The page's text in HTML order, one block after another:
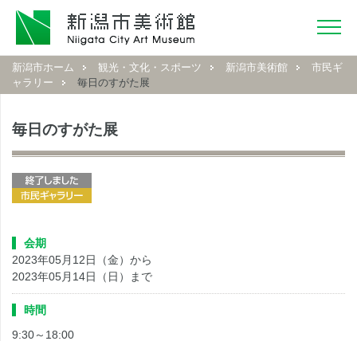
新潟市ホーム 観光・文化・スポーツ 新潟市美術館
市民ギ
ャラリー
毎日のすがた展
毎日のすがた展
会期
2023年05月12日（金）から
2023年05月14日（日）まで
時間
9:30～18:00